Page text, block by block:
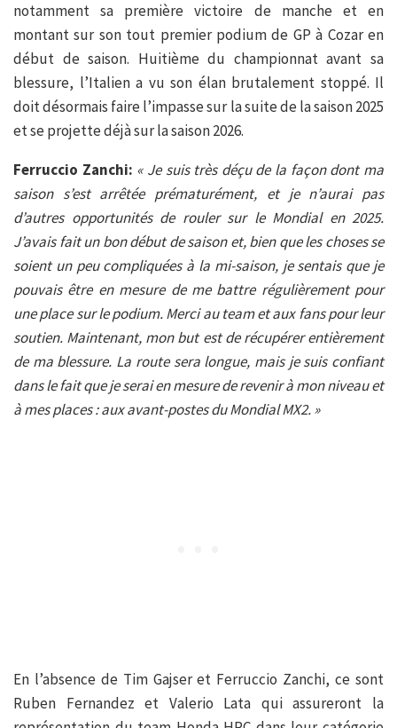
notamment sa première victoire de manche et en
montant sur son tout premier podium de GP à Cozar en
début de saison. Huitième du championnat avant sa
blessure, l’Italien a vu son élan brutalement stoppé. Il
doit désormais faire l’impasse sur la suite de la saison 2025
et se projette déjà sur la saison 2026.
Ferruccio Zanchi: « Je suis très déçu de la façon dont ma
saison s’est arrêtée prématurément, et je n’aurai pas
d’autres opportunités de rouler sur le Mondial en 2025.
J’avais fait un bon début de saison et, bien que les choses se
soient un peu compliquées à la mi-saison, je sentais que je
pouvais être en mesure de me battre régulièrement pour
une place sur le podium. Merci au team et aux fans pour leur
soutien. Maintenant, mon but est de récupérer entièrement
de ma blessure. La route sera longue, mais je suis confiant
dans le fait que je serai en mesure de revenir à mon niveau et
à mes places : aux avant-postes du Mondial MX2. »
En l’absence de Tim Gajser et Ferruccio Zanchi, ce sont
Ruben Fernandez et Valerio Lata qui assureront la